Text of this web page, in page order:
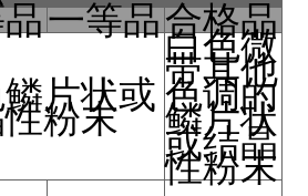
一等品合格品
片状或
粉末
白色微
带其他
色调的
鳞片状
或结晶
性粉末